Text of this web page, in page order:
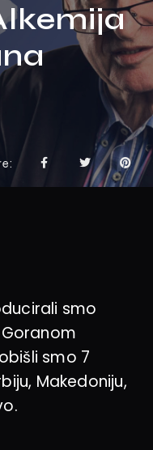
smo
smo 7
Makedoniju,